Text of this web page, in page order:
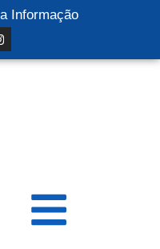
Informação